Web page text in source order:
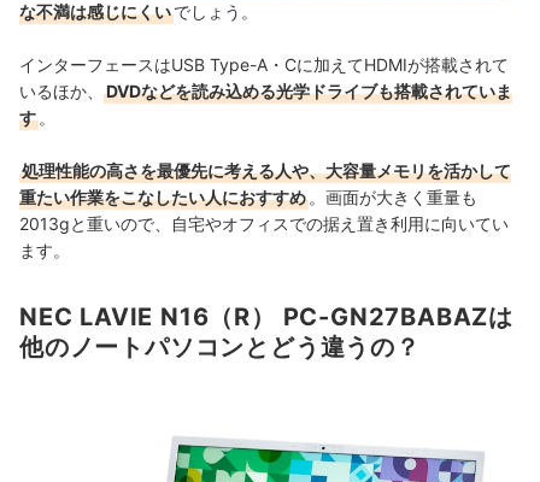
な不満は感じにくいでしょう。
インターフェースはUSB Type-A・Cに加えてHDMIが搭載されて
いるほか、
DVDなどを読み込める光学ドライブも搭載されていま
す 。
処理性能の高さを最優先に考える人や、大容量メモリを活かして
重たい作業をこなしたい人におすすめ 。画面が大きく重量も
2013gと重いので、自宅やオフィスでの据え置き利用に向いてい
ます。
NEC LAVIE N16（R） PC-GN27BABAZは
他のノートパソコンとどう違うの？